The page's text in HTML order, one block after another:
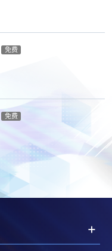
免费
免费